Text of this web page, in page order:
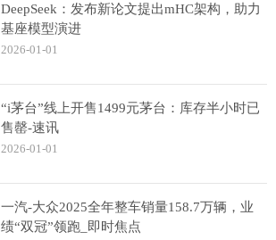
DeepSeek：发布新论文提出mHC架构，助力
基座模型演进
2026-01-01
“i茅台”线上开售1499元茅台：库存半小时已
售罄-速讯
2026-01-01
一汽-大众2025全年整车销量158.7万辆，业
绩“双冠”领跑_即时焦点